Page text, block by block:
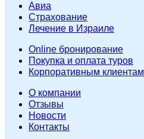
Авиа
Страхование
Лечение в Израиле
Online бронирование
Покупка и оплата туров
Корпоративным клиентам
O компании
Отзывы
Новости
Контакты